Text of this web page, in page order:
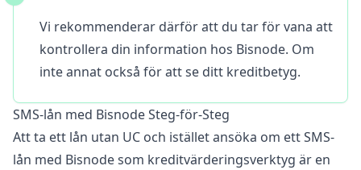
Vi rekommenderar därför att du tar för vana att
kontrollera din information hos Bisnode. Om
inte annat också för att se ditt kreditbetyg.
SMS-lån med Bisnode Steg-för-Steg
Att ta ett lån utan UC och istället ansöka om ett SMS-
lån med Bisnode som kreditvärderingsverktyg är en